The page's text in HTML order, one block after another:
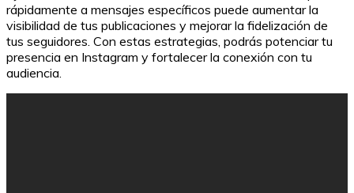
rápidamente a mensajes específicos puede aumentar la
visibilidad de tus publicaciones y mejorar la fidelización de
tus seguidores. Con estas estrategias, podrás potenciar tu
presencia en Instagram y fortalecer la conexión con tu
audiencia.